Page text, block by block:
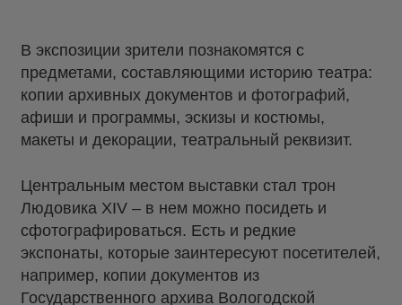
В экспозиции зрители познакомятся с
предметами, составляющими историю театра:
копии архивных документов и фотографий,
афиши и программы, эскизы и костюмы,
макеты и декорации, театральный реквизит.
Центральным местом выставки стал трон
Людовика XIV – в нем можно посидеть и
сфотографироваться. Есть и редкие
экспонаты, которые заинтересуют посетителей,
например, копии документов из
Государственного архива Вологодской